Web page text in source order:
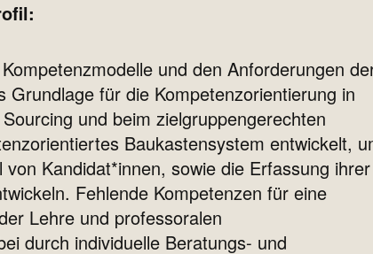
und den Anforderungen
Grundlage für die Kompetenzorientierung in
und beim zielgruppengerechten
Baukastensystem entwickelt,
Kandidat*innen, sowie die Erfassung ihrer
Fehlende Kompetenzen für eine
Lehre und professoralen
durch individuelle Beratungs- und